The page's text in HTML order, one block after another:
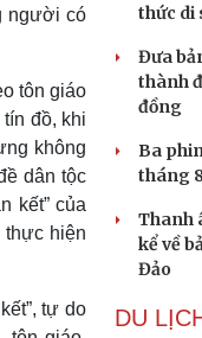
người có
tôn giáo
đồ, khi
không
dân tộc
kết” của
thực hiện
tự do
thức di
Đưa
thành
đồng
Ba
tháng
Thanh
kể về
Đảo
DU